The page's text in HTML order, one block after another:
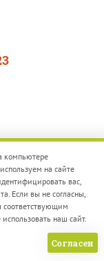
компьютере
на сайте
вас,
Если вы не согласны,
соответствующим
наш сайт.
Согласен